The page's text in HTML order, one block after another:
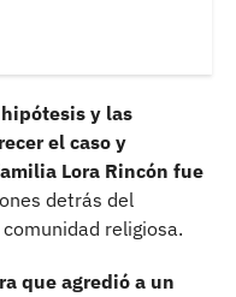
y las
el caso y
Lora Rincón fue
detrás del
religiosa.
que agredió a un